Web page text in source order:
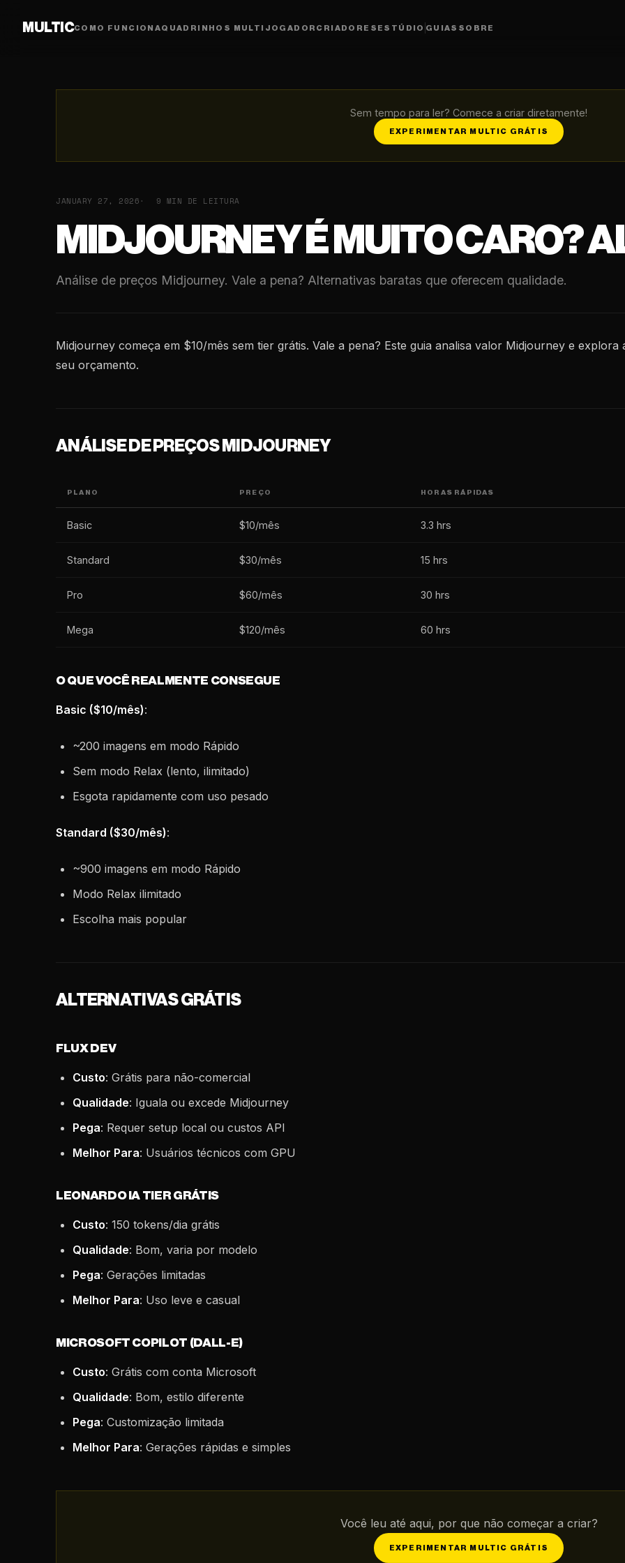
MULTICCOMO FUNCIONAQUADRINHOS MULTIJOGADOR CRIADORES ESTÚDIO GUIAS SOBRE
Sem tempo para ler? Comece a criar diretamente!
EXPERIMENTAR MULTIC GRÁTIS
JANUARY 27, 2026 9 MIN DE LEITURA
MIDJOURNEY É MUITO CARO?
Análise de preços Midjourney. Vale a pena? Alternativas baratas que oferecem qualidade.
Midjourney começa em $10/mês sem tier grátis. Vale a pena? Este guia analisa valor Midjourney e
seu orçamento.
ANÁLISE DE PREÇOS MIDJOURNEY
PLANO PREÇO HORAS RÁPIDAS
Basic $10/mês 3.3 hrs
Standard $30/mês 15 hrs
Pro $60/mês 30 hrs
Mega $120/mês 60 hrs
O QUE VOCÊ REALMENTE CONSEGUE
Basic ($10/mês):
~200 imagens em modo Rápido
Sem modo Relax (lento, ilimitado)
Esgota rapidamente com uso pesado
Standard ($30/mês):
~900 imagens em modo Rápido
Modo Relax ilimitado
Escolha mais popular
ALTERNATIVAS GRÁTIS
FLUX DEV
Custo: Grátis para não-comercial
Qualidade: Iguala ou excede Midjourney
Pega: Requer setup local ou custos API
Melhor Para: Usuários técnicos com GPU
LEONARDO IA TIER GRÁTIS
Custo: 150 tokens/dia grátis
Qualidade: Bom, varia por modelo
Pega: Gerações limitadas
Melhor Para: Uso leve e casual
MICROSOFT COPILOT (DALL-E)
Custo: Grátis com conta Microsoft
Qualidade: Bom, estilo diferente
Pega: Customização limitada
Melhor Para: Gerações rápidas e simples
Você leu até aqui, por que não começar a criar?
EXPERIMENTAR MULTIC GRÁTIS